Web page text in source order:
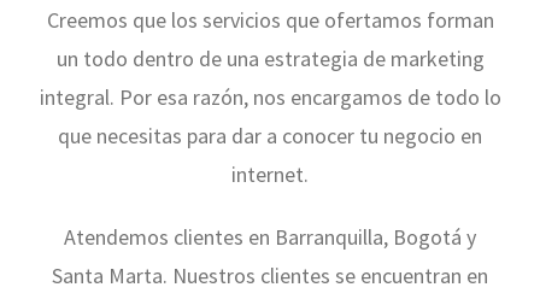
Creemos que los servicios que ofertamos forman
un todo dentro de una estrategia de marketing
integral. Por esa razón, nos encargamos de todo lo
que necesitas para dar a conocer tu negocio en
internet.
Atendemos clientes en Barranquilla, Bogotá y
Santa Marta. Nuestros clientes se encuentran en